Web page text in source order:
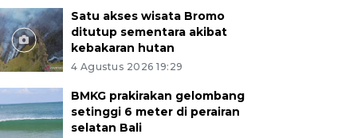
Satu akses wisata Bromo
ditutup sementara akibat
kebakaran hutan
4 Agustus 2026 19:29
BMKG prakirakan gelombang
setinggi 6 meter di perairan
selatan Bali